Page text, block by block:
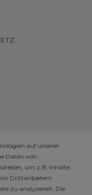
auf unserer
Daten von
um z.B. Inhalte
Drittanbietern
zu analysieren. Die